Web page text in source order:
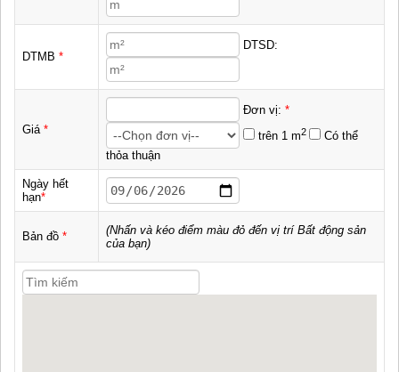
DTMB *
DTSD:
Giá *
Đơn vị: *
trên 1 m2
Có thể
thỏa thuận
Ngày hết
hạn*
Bản đồ *
(Nhấn và kéo điểm màu đỏ đến vị trí Bất động sản
của bạn)